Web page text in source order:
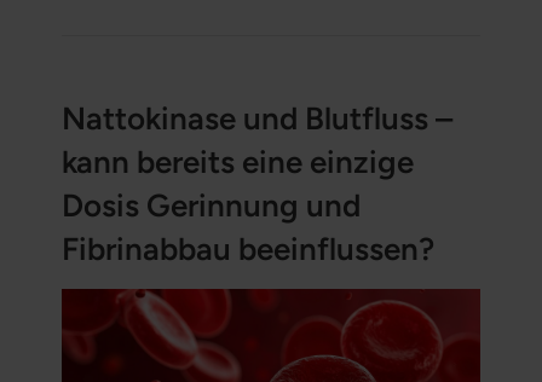
richtigen Nährstoffe zu einer normalen Funktion
des Körpers beitragen können. Die EFSA ist die
EU‑Fachbehörde für Lebensmittelsicherheit und
wissenschaftliche Bewertungen
gesundheitsbezogener Angaben.
Nattokinase und Blutfluss –
kann bereits eine einzige
Dosis Gerinnung und
Fibrinabbau beeinflussen?